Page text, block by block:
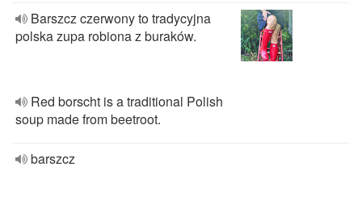
Barszcz czerwony to tradycyjna
polska zupa robiona z buraków.
Red borscht is a traditional Polish
soup made from beetroot.
barszcz